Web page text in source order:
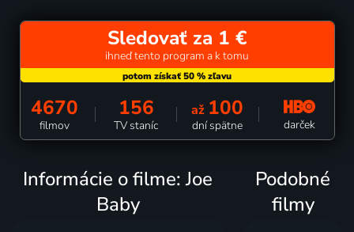
Sledovať za 1 €
ihneď tento program a k tomu
4670
filmov
156
TV staníc
až 100
dní spätne darček
Informácie o filme: Joe
Baby
Podobné
filmy